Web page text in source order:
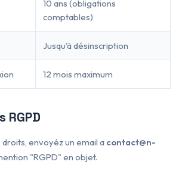
10 ans (obligations
comptables)
Jusqu'à désinscription
12 mois maximum
RGPD
envoyéz un email a contact@n-
"RGPD" en objet.